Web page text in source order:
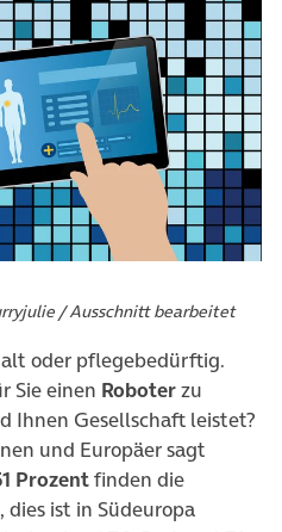
/ Ausschnitt bearbeitet
alt oder pflegebedürftig.
Sie einen Roboterzu
Ihnen Gesellschaft leistet?
und Europäer sagt
Prozentfinden die
ist in Südeuropa